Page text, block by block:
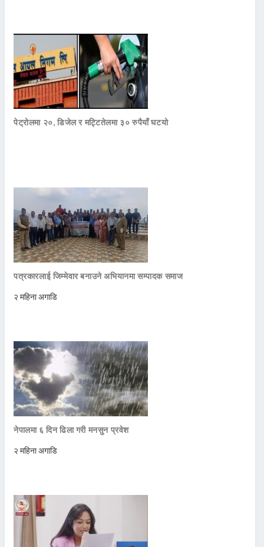
पेट्रोलमा २०, डिजेल र मट्टितेलमा ३० रुपैयाँ घटयो
पत्रकारलाई जिम्मेवार बनाउने अभियानमा सम्पादक समाज
२ महिना अगाडि
नेपालमा ६ दिन ढिला गरी मनसुन प्रवेश
२ महिना अगाडि